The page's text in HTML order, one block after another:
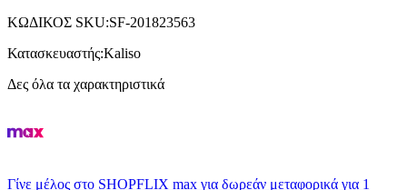
ΚΩΔΙΚΟΣ SKU:SF-201823563
Κατασκευαστής:Kaliso
Δες όλα τα χαρακτηριστικά
Γίνε μέλος στο SHOPFLIX max για δωρεάν μεταφορικά για 1